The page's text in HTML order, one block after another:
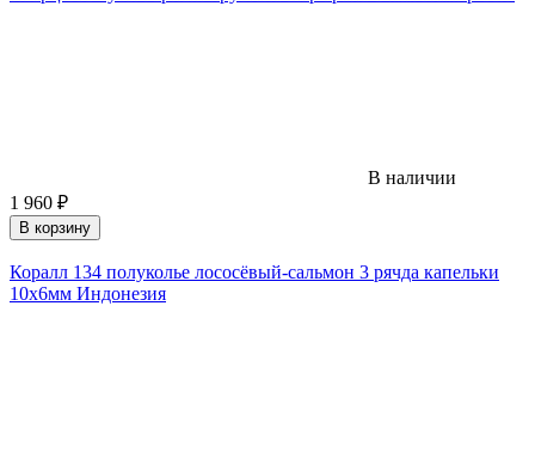
В наличии
1 960 ₽
В корзину
Коралл 134 полуколье лососёвый-сальмон 3 рячда капельки
10х6мм Индонезия